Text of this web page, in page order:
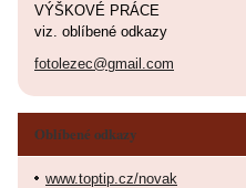
VÝŠKOVÉ PRÁCE
viz. oblíbené odkazy
fotolezec@gmail.com
Oblíbené odkazy
www.toptip.cz/novak